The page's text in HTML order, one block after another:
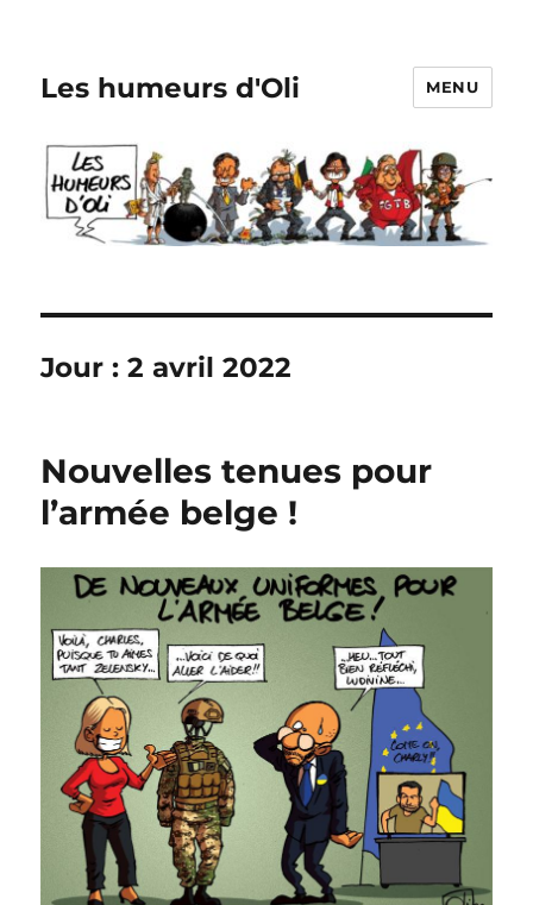
Les humeurs d'Oli MENU
Jour :2 avril 2022
Nouvelles tenues pour
l’armée belge !